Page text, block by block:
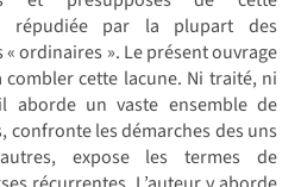
répudiée par la plupart des
ordinaires ». Le présent ouvrage
combler cette lacune. Ni traité, ni
aborde un vaste ensemble de
confronte les démarches des uns
expose les termes de